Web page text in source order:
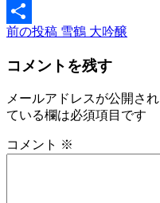
Twitter
共
有
投
稿
ビ
ゲ
前
投
前の投稿 雪鶴 大吟醸
コメントを残す
メールアドレスが公開さ
ている欄は必須項目です
コメント ※